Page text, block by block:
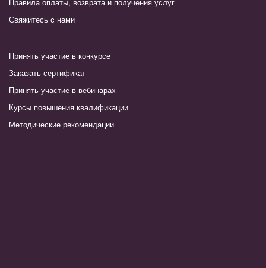
Свяжитесь с нами
Принять участие в конкурсе
Заказать сертификат
Принять участие в вебинарах
Курсы повышения квалификации
Методические рекомендации